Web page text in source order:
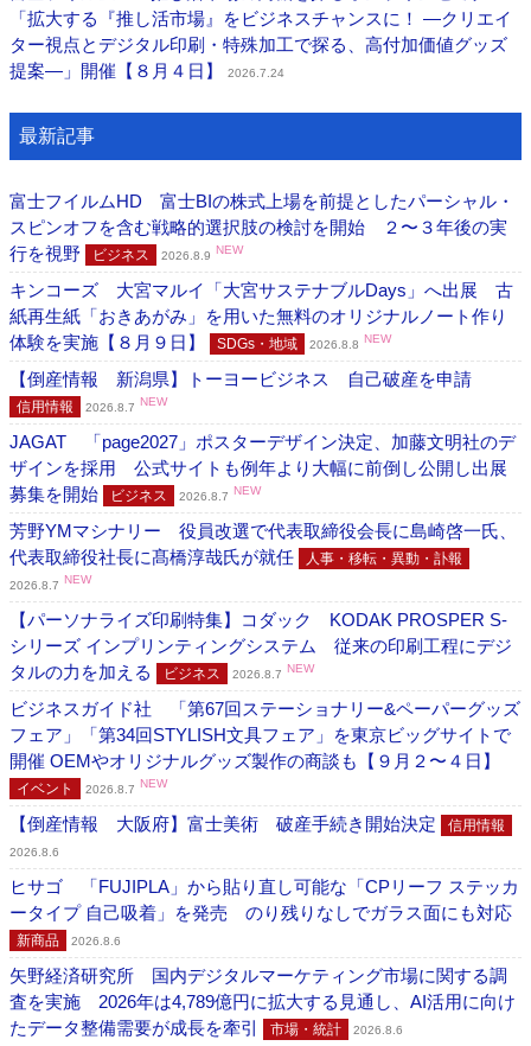
「拡大する『推し活市場』をビジネスチャンスに！ ―クリエイ
ター視点とデジタル印刷・特殊加工で探る、高付加価値グッズ
提案―」開催【８月４日】
2026.7.24
最新記事
富士フイルムHD 富士BIの株式上場を前提としたパーシャル・
スピンオフを含む戦略的選択肢の検討を開始 ２〜３年後の実
行を視野
ビジネス 2026.8.9 NEW
キンコーズ 大宮マルイ「大宮サステナブルDays」へ出展 古
紙再生紙「おきあがみ」を用いた無料のオリジナルノート作り
体験を実施【８月９日】
SDGs・地域 2026.8.8 NEW
【倒産情報 新潟県】トーヨービジネス 自己破産を申請
信用情報 2026.8.7 NEW
JAGAT 「page2027」ポスターデザイン決定、加藤文明社のデ
ザインを採用 公式サイトも例年より大幅に前倒し公開し出展
募集を開始
ビジネス 2026.8.7 NEW
芳野YMマシナリー 役員改選で代表取締役会長に島崎啓一氏、
代表取締役社長に髙橋淳哉氏が就任
人事・移転・異動・訃報
2026.8.7 NEW
【パーソナライズ印刷特集】コダック KODAK PROSPER S-
シリーズ インプリンティングシステム 従来の印刷工程にデジ
タルの力を加える
ビジネス 2026.8.7 NEW
ビジネスガイド社 「第67回ステーショナリー&ペーパーグッズ
フェア」「第34回STYLISH文具フェア」を東京ビッグサイトで
開催 OEMやオリジナルグッズ製作の商談も【９月２〜４日】
イベント 2026.8.7 NEW
【倒産情報 大阪府】富士美術 破産手続き開始決定 信用情報
2026.8.6
ヒサゴ 「FUJIPLA」から貼り直し可能な「CPリーフ ステッカ
ータイプ 自己吸着」を発売 のり残りなしでガラス面にも対応
新商品 2026.8.6
矢野経済研究所 国内デジタルマーケティング市場に関する調
査を実施 2026年は4,789億円に拡大する見通し、AI活用に向け
たデータ整備需要が成長を牽引
市場・統計 2026.8.6